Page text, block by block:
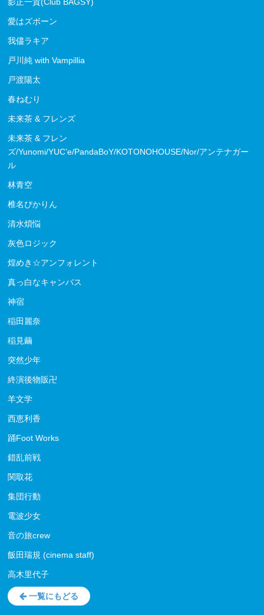
影正一貴(Club BAGSY)
愛はズボーン
我儘ラキア
戸川純 with Vampillia
戸渡陽太
春ねむり
未来茶 & フレンズ
未来茶 & フレン
ズ/Yunomi/YUC’e/PandaBoY/KOTONOHOUSE/Nor/アンテナガー
ル
林青空
椎名ぴかりん
清水煩悩
灰色ロジック
煌めき☆アンフォレント
真っ白なキャンバス
神宿
稲田麗奈
稲見繭
突然少年
終演後物販卍
羊文学
西恵利香
踊Foot Works
錯乱前戦
関取花
集団行動
電波少女
音の旅crew
飯田瑞規 (cinema staff)
高木里代子
一覧にもどる